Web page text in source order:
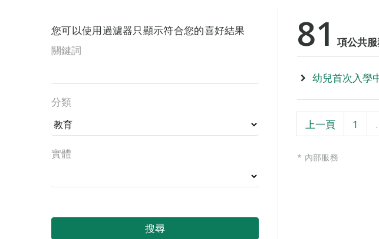
您可以使用過濾器只顯示符合您的喜好結果
關鍵詞
分類
實體
搜尋
81 項公共服
幼兒首次入學
上一頁
頁
1
* 內部服務